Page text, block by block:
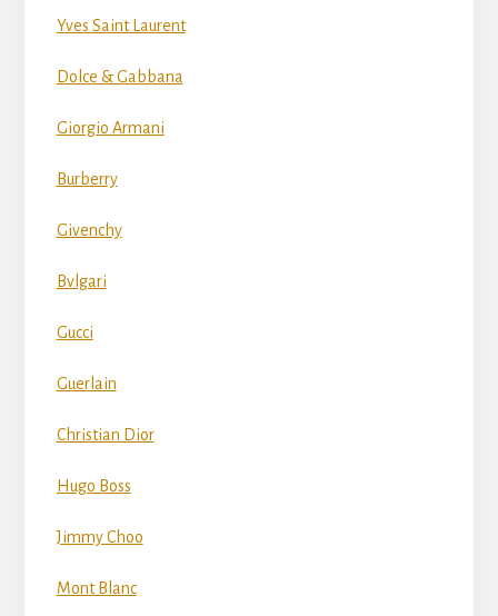
Yves Saint Laurent
Dolce & Gabbana
Giorgio Armani
Burberry
Givenchy
Bvlgari
Gucci
Guerlain
Christian Dior
Hugo Boss
Jimmy Choo
Mont Blanc